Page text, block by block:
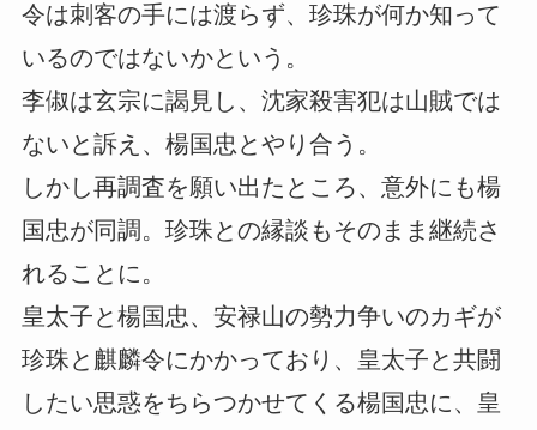
令は刺客の手には渡らず、珍珠が何か知って
いるのではないかという。
李俶は玄宗に謁見し、沈家殺害犯は山賊では
ないと訴え、楊国忠とやり合う。
しかし再調査を願い出たところ、意外にも楊
国忠が同調。珍珠との縁談もそのまま継続さ
れることに。
皇太子と楊国忠、安禄山の勢力争いのカギが
珍珠と麒麟令にかかっており、皇太子と共闘
したい思惑をちらつかせてくる楊国忠に、皇